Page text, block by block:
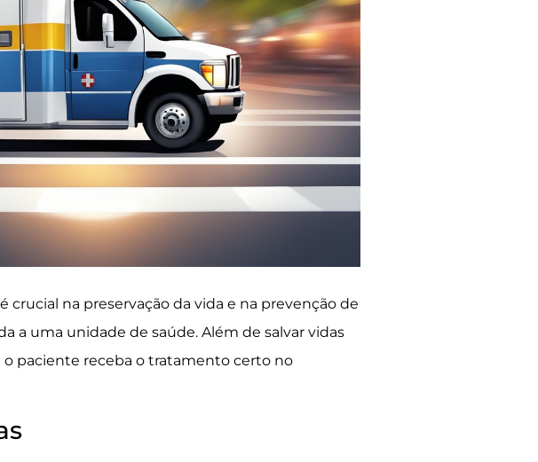
na preservação da vida e na prevenção de
a uma unidade de saúde. Além de salvar vidas
paciente receba o tratamento certo no